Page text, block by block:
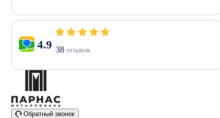
4.9 38 отзывов
Обратный звонок